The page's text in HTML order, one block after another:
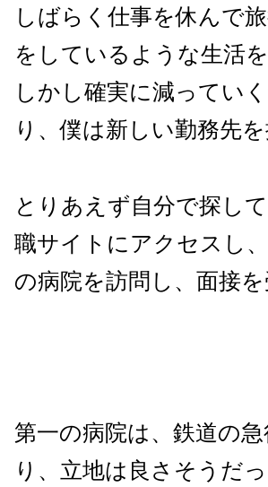
しばらく仕事を休んで
をしているような生活
しかし確実に減ってい
り、僕は新しい勤務先
とりあえず自分で探し
職サイトにアクセスし
の病院を訪問し、面接
第一の病院は、鉄道の
り、立地は良さそうだ